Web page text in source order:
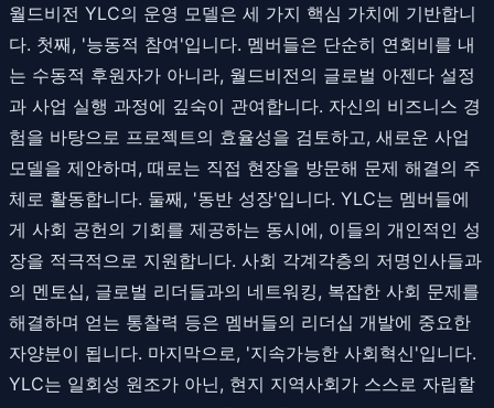
월드비전 YLC의 운영 모델은 세 가지 핵심 가치에 기반합니
다. 첫째, '능동적 참여'입니다. 멤버들은 단순히 연회비를 내
는 수동적 후원자가 아니라, 월드비전의 글로벌 아젠다 설정
과 사업 실행 과정에 깊숙이 관여합니다. 자신의 비즈니스 경
험을 바탕으로 프로젝트의 효율성을 검토하고, 새로운 사업
모델을 제안하며, 때로는 직접 현장을 방문해 문제 해결의 주
체로 활동합니다. 둘째, '동반 성장'입니다. YLC는 멤버들에
게 사회 공헌의 기회를 제공하는 동시에, 이들의 개인적인 성
장을 적극적으로 지원합니다. 사회 각계각층의 저명인사들과
의 멘토십, 글로벌 리더들과의 네트워킹, 복잡한 사회 문제를
해결하며 얻는 통찰력 등은 멤버들의 리더십 개발에 중요한
자양분이 됩니다. 마지막으로, '지속가능한 사회혁신'입니다.
YLC는 일회성 원조가 아닌, 현지 지역사회가 스스로 자립할